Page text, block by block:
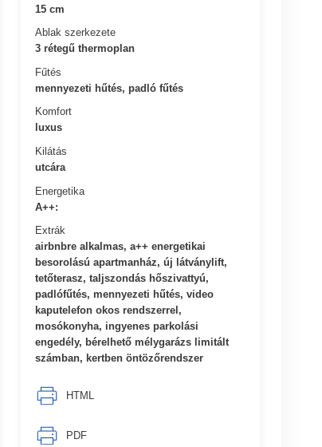
15 cm
Ablak szerkezete
3 rétegű thermoplan
Fűtés
mennyezeti hűtés, padló fűtés
Komfort
luxus
Kilátás
utcára
Energetika
A++:
Extrák
airbnbre alkalmas, a++ energetikai
besorolású apartmanház, új látványlift,
tetőterasz, taljszondás hőszivattyú,
padlófűtés, mennyezeti hűtés, video
kaputelefon okos rendszerrel,
mosókonyha, ingyenes parkolási
engedély, bérelhető mélygarázs limitált
számban, kertben öntözőrendszer
HTML
PDF